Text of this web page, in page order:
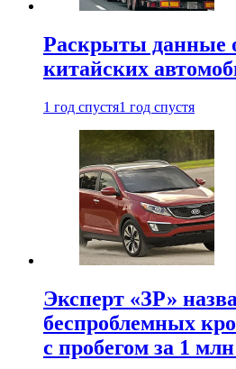
Раскрыты данные
китайских
1 год спустя1 год спустя
Эксперт «ЗР»
беспроблемных
с пробегом за 1